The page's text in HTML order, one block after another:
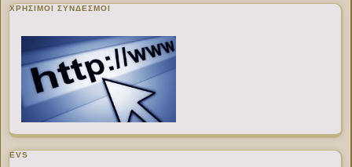
ΧΡΉΣΙΜΟΙ ΣΎΝΔΕΣΜΟΙ
EVS